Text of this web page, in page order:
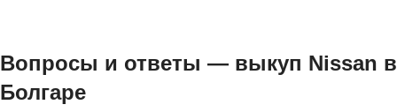
Вопросы и ответы — выкуп Nissan в
Болгаре